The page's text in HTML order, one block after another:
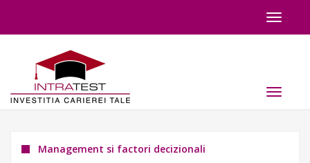
Toggle
Toggle
Management si factori decizionali